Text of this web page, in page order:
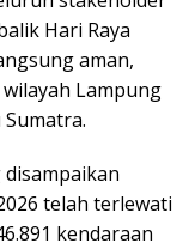
Hari Raya
aman,
Lampung
telah terlewati
kendaraan